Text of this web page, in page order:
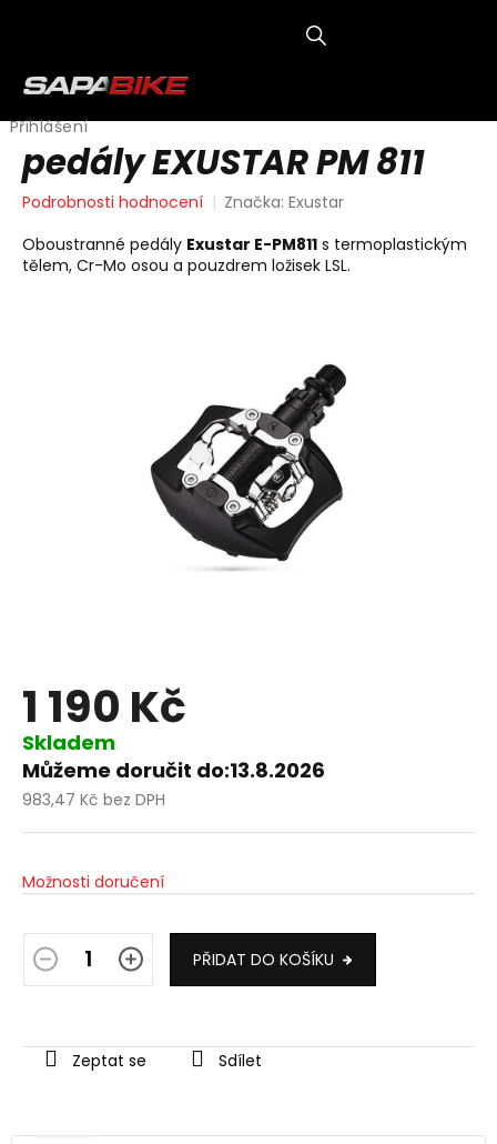
Přihlášení
pedály EXUSTAR PM 811
Průměrné
produktu
je
Podrobnosti hodnocení Značka:Exustar
Oboustranné pedály Exustar E-PM811 s termoplastickým
tělem, Cr-Mo osou a pouzdrem ložisek LSL.
1 190 Kč
Skladem
Můžeme doručit do:13.8.2026
983,47 Kč bez DPH
Měrná
Možnosti doručení
PŘIDAT DO KOŠÍKU
Zeptat se Sdílet